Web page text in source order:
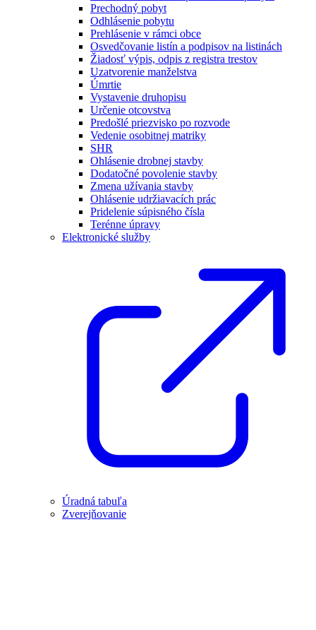
Prechodný pobyt
Odhlásenie pobytu
Prehlásenie v rámci obce
Osvedčovanie listín a podpisov na listinách
Žiadosť výpis, odpis z registra trestov
Uzatvorenie manželstva
Úmrtie
Vystavenie druhopisu
Určenie otcovstva
Predošlé priezvisko po rozvode
Vedenie osobitnej matriky
SHR
Ohlásenie drobnej stavby
Dodatočné povolenie stavby
Zmena užívania stavby
Ohlásenie udržiavacích prác
Pridelenie súpisného čísla
Terénne úpravy
Elektronické služby
Úradná tabuľa
Zverejňovanie